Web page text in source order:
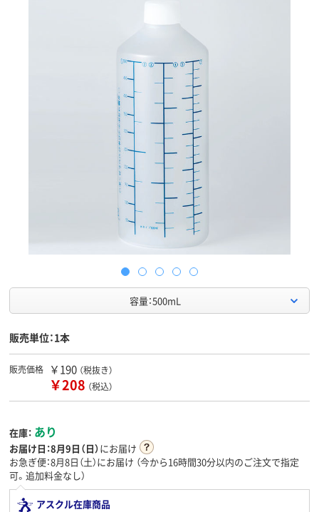
容量：500mL
販売単位：1本
販売価格 ￥190 （税抜き）
￥208 （税込）
在庫： あり
お届け日：8月9日（日）にお届け
お急ぎ便：8月8日（土）にお届け （今から16時間30分以内のご注文で指定
可。追加料金なし）
アスクル在庫商品